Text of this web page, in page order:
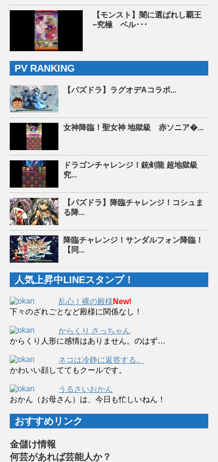
【モンスト】闇に選ばれし覇王
−究極 ベル･･･
PV RANKING
【パズドラ】ラグオデAコラボ...
女神降臨！聖女神 地獄級 赤ソニア�...
ドラゴンチャレンジ！銃剣龍 超地獄級
究...
【パズドラ】降臨チャレンジ！コシュま
る降...
降臨チャレンジ！サンダルフォン降臨！
【同...
人気上昇中LINEスタンプ！
乱心！裸の殿様 New!
下々のざれごとなど殿様に関係なし！
からくり さっちゃん
からくり人形に感情はありません。のはず…
ネコは冷静に返答する。
かわいい顔しててもクールです。
うるさいおかん
おかん（お母さん）は、今日も忙しいねん！
おすすめリンク
金儲け情報
何芸があれば芸能人か？